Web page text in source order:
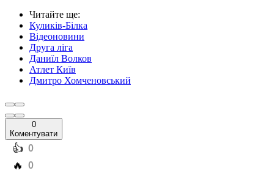
Читайте ще:
Куликів-Білка
Відеоновини
Друга ліга
Даниїл Волков
Атлет Київ
Дмитро Хомченовський
0
Коментувати
️👍 0
️🔥 0